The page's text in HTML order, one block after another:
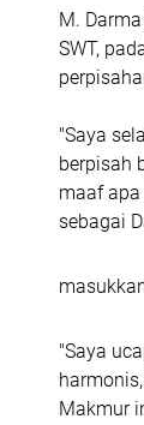
M.
SWT,
"Saya
berpisah
maaf
sebagai
"Saya
Makmur